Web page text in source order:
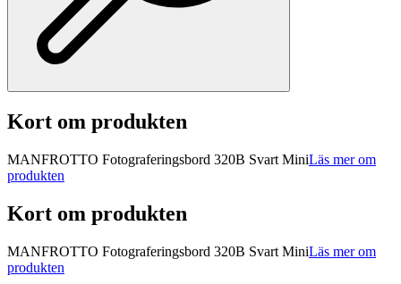
Kort om produkten
MANFROTTO Fotograferingsbord 320B Svart MiniLäs mer om
produkten
Kort om produkten
MANFROTTO Fotograferingsbord 320B Svart MiniLäs mer om
produkten